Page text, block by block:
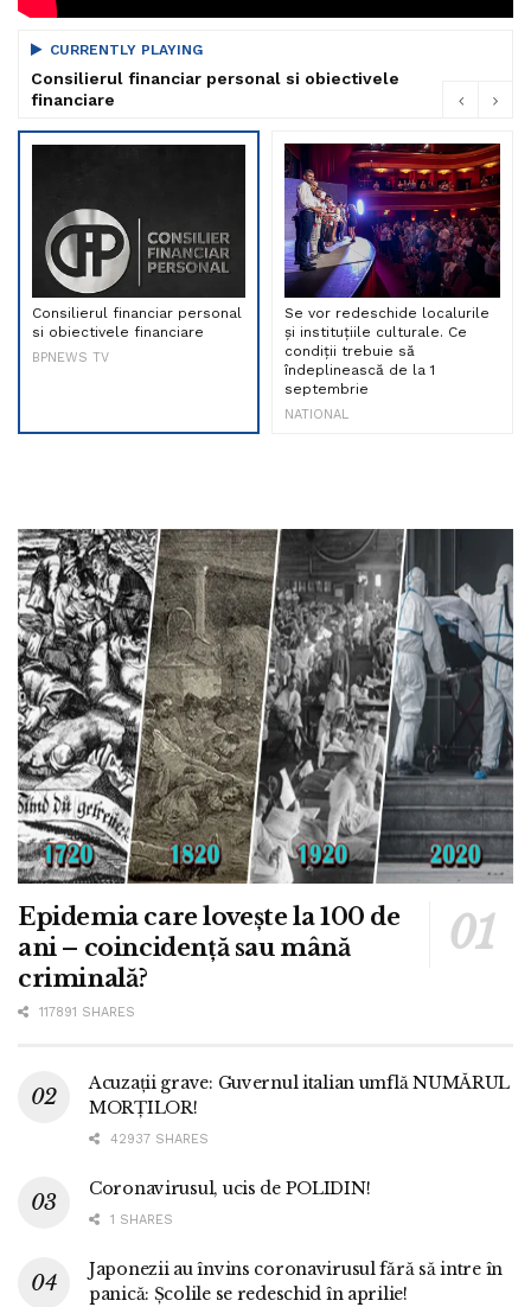
CURRENTLY PLAYING
Consilierul financiar personal si obiectivele
financiare
Consilierul financiar personal
si obiectivele financiare
BPNEWS TV
Se vor redeschide localurile
și instituțiile culturale. Ce
condiții trebuie să
îndeplinească de la 1
septembrie
NATIONAL
Epidemia care lovește la 100 de
ani – coincidență sau mână
criminală?
117891 SHARES
Acuzații grave: Guvernul italian umflă NUMĂRUL
MORȚILOR!
42937 SHARES
Coronavirusul, ucis de POLIDIN!
1 SHARES
Japonezii au învins coronavirusul fără să intre în
panică: Școlile se redeschid în aprilie!